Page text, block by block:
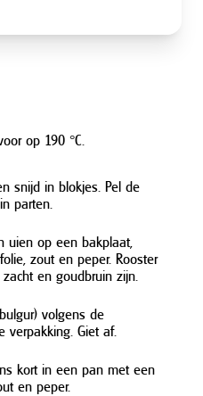
op 190 °C.
snijd in blokjes. Pel de
parten.
uien op een bakplaat,
zout en peper. Rooster
en goudbruin zijn.
volgens de
verpakking. Giet af.
kort in een pan met een
en peper.